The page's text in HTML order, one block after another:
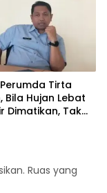
Tirta
Bila Hujan Lebat
Dimatikan, Tak
Ruas yang